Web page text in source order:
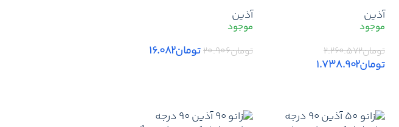
آذین – لیست قیمت جدید
آذین نمایندگی + ارسال
آذین
تومان۲.۲۶۰.۵۷۲
تومان۱.۷۳۸.۹۰۲
-لیست قیمت نمایندگی
آذین + ارسال سریع
آذین
تومان۲۰.۹۰۶تومان۱۶.۰۸۲